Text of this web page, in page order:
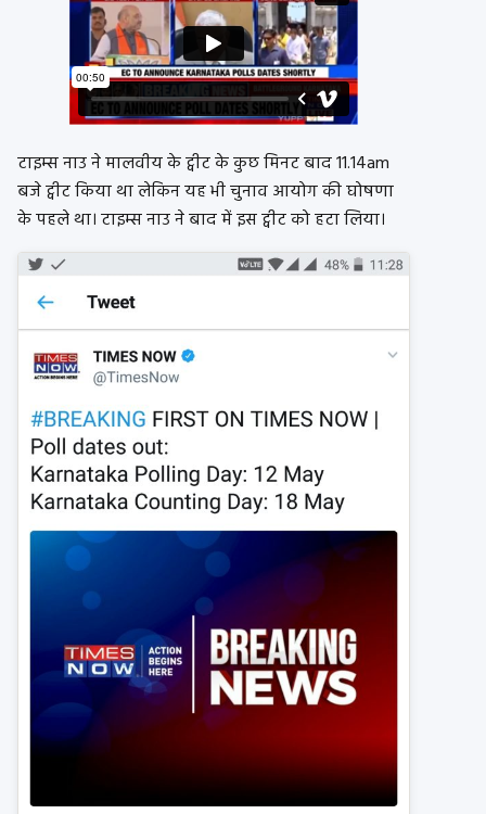
टाइम्स नाउ ने मालवीय के ट्वीट के कुछ मिनट बाद 11.14am
बजे ट्वीट किया था लेकिन यह भी चुनाव आयोग की घोषणा
के पहले था। टाइम्स नाउ ने बाद में इस ट्वीट को हटा लिया।